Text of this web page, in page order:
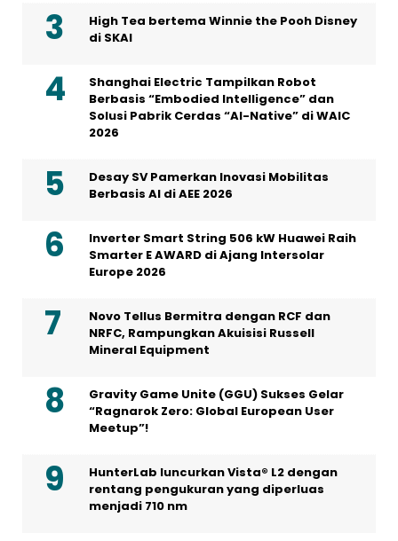
High Tea bertema Winnie the Pooh Disney
di SKAI
Shanghai Electric Tampilkan Robot
Berbasis “Embodied Intelligence” dan
Solusi Pabrik Cerdas “AI-Native” di WAIC
2026
Desay SV Pamerkan Inovasi Mobilitas
Berbasis AI di AEE 2026
Inverter Smart String 506 kW Huawei Raih
Smarter E AWARD di Ajang Intersolar
Europe 2026
Novo Tellus Bermitra dengan RCF dan
NRFC, Rampungkan Akuisisi Russell
Mineral Equipment
Gravity Game Unite (GGU) Sukses Gelar
“Ragnarok Zero: Global European User
Meetup”!
HunterLab luncurkan Vista® L2 dengan
rentang pengukuran yang diperluas
menjadi 710 nm